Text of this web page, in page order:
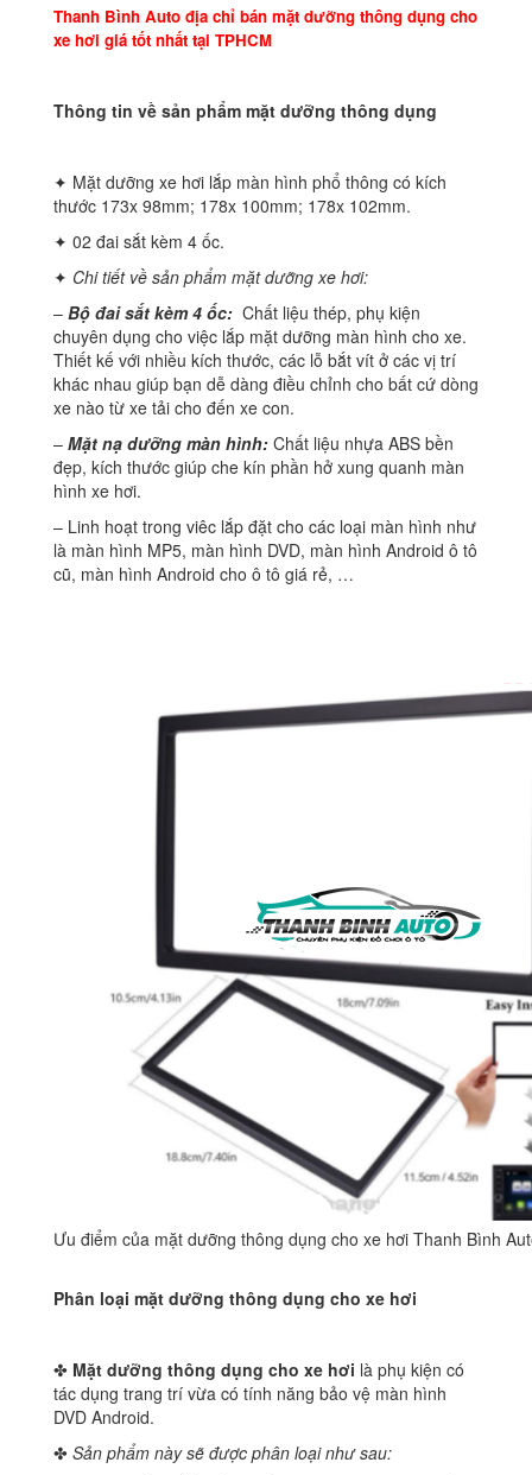
Thanh Bình Auto địa chỉ bán mặt dưỡng thông dụng cho
xe hơi giá tốt nhất tại TPHCM
Thông tin về sản phẩm mặt dưỡng thông dụng
✦ Mặt dưỡng xe hơi lắp màn hình phổ thông có kích
thước 173x 98mm; 178x 100mm; 178x 102mm.
✦ 02 đai sắt kèm 4 ốc.
✦ Chi tiết về sản phẩm mặt dưỡng xe hơi:
– Bộ đai sắt kèm 4 ốc: Chất liệu thép, phụ kiện
chuyên dụng cho việc lắp mặt dưỡng màn hình cho xe.
Thiết kế với nhiều kích thước, các lỗ bắt vít ở các vị trí
khác nhau giúp bạn dễ dàng điều chỉnh cho bất cứ dòng
xe nào từ xe tải cho đến xe con.
– Mặt nạ dưỡng màn hình: Chất liệu nhựa ABS bền
đẹp, kích thước giúp che kín phần hở xung quanh màn
hình xe hơi.
– Linh hoạt trong viêc lắp đặt cho các loại màn hình như
là màn hình MP5, màn hình DVD, màn hình Android ô tô
cũ, màn hình Android cho ô tô giá rẻ, …
Ưu điểm của mặt dưỡng thông dụng cho xe hơi Thanh Bình
Phân loại mặt dưỡng thông dụng cho xe hơi
✤ Mặt dưỡng thông dụng cho xe hơi là phụ kiện có
tác dụng trang trí vừa có tính năng bảo vệ màn hình
DVD Android.
✤ Sản phẩm này sẽ được phân loại như sau: